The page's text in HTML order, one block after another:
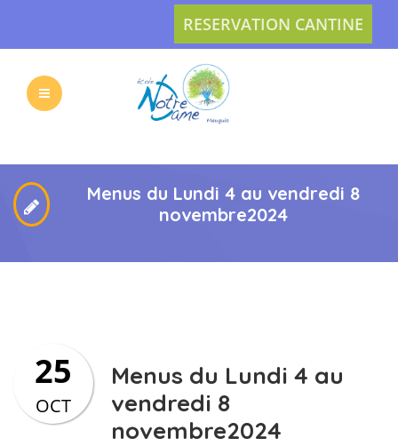
RESERVATION CANTINE
L’ECOLE
VIE
L’APEL
ACTUS
Menus du Lundi 4 au vendredi 8
novembre2024
Menus du Lundi 4 au
vendredi 8
novembre2024
25
OCT